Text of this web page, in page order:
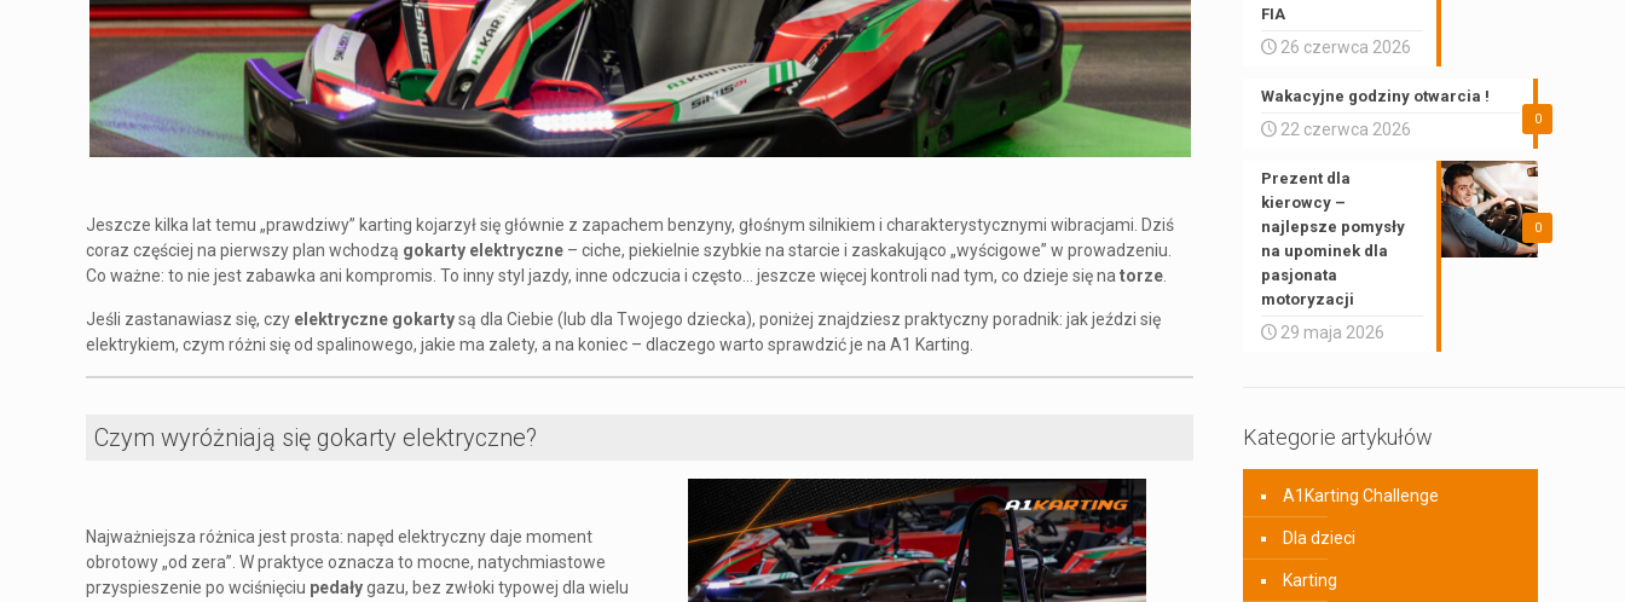
Jeszcze kilka lat temu „prawdziwy” karting kojarzył się głównie z zapachem benzyny, głośnym silnikiem i charakterystycznymi wibracjami. Dziś
coraz częściej na pierwszy plan wchodzą gokarty elektryczne – ciche, piekielnie szybkie na starcie i zaskakująco „wyścigowe” w prowadzeniu.
Co ważne: to nie jest zabawka ani kompromis. To inny styl jazdy, inne odczucia i często… jeszcze więcej kontroli nad tym, co dzieje się natorze.
Jeśli zastanawiasz się, czy elektryczne gokartysą dla Ciebie (lub dla Twojego dziecka), poniżej znajdziesz praktyczny poradnik: jak jeździ się
elektrykiem, czym różni się od spalinowego, jakie ma zalety, a na koniec – dlaczego warto sprawdzić je na A1 Karting.
Czym wyróżniają się gokarty elektryczne?
Najważniejsza różnica jest prosta: napęd elektryczny daje moment
obrotowy „od zera”. W praktyce oznacza to mocne, natychmiastowe
przyspieszenie po wciśnięciu pedałygazu, bez zwłoki typowej dla wielu
FIA
26 czerwca 2026
0
Wakacyjne godziny otwarcia !
22 czerwca 2026
0
Prezent dla
kierowcy –
najlepsze pomysły
na upominek dla
pasjonata
motoryzacji
29 maja 2026
Kategorie artykułów
A1Karting Challenge
Dla dzieci
Karting